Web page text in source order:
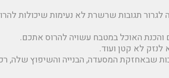
תגובות שרשרת לא נעימות שיכולות
והכנת האוכל במטבח עשויה להרוס אתכם.
לנזק לא קטן ועוד.
שבאחזקת המסעדה, הבנייה והשיפוץ שלה,